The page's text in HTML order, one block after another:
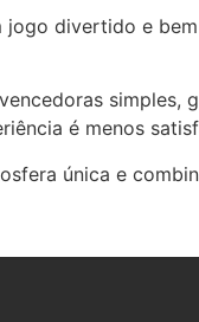
divertido e
simples,
é menos
única e